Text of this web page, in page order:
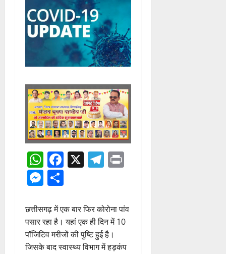
WhatsApp
Facebook
X Telegram
Messenger
छत्तीसगढ़ में एक बार फिर कोरोना पांव
पसार रहा है। यहां एक ही दिन में 10
पॉजिटिव मरीजों की पुष्टि हुई है।
जिसके बाद स्वास्थ्य विभाग में हड़कंप